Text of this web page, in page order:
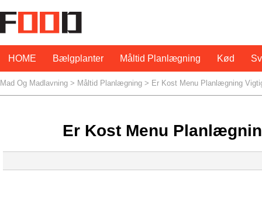
HOME Bælgplanter Måltid Planlægning Kød
Mad Og Madlavning > Måltid Planlægning > Er Kost Menu Planlægning
Er Kost Menu